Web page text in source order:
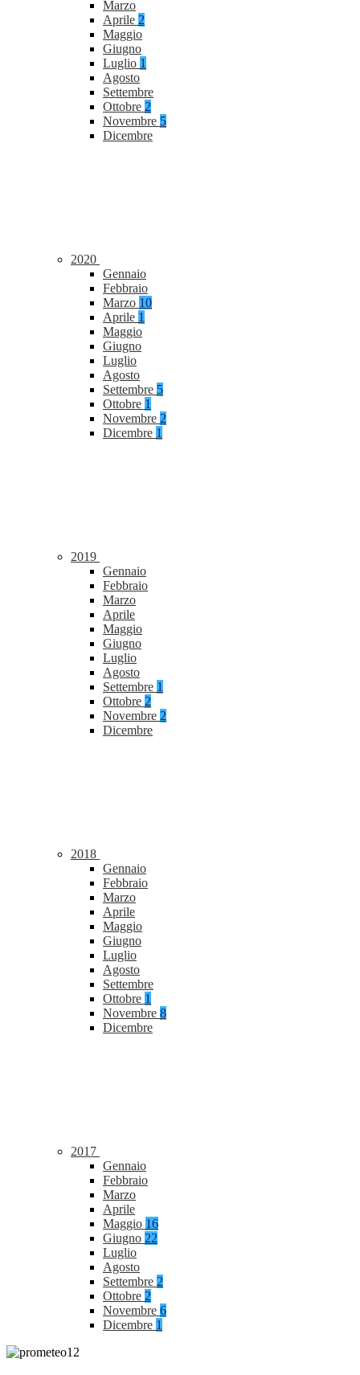
Marzo
Aprile 2
Maggio
Giugno
Luglio 1
Agosto
Settembre
Ottobre 2
Novembre 5
Dicembre
2020
Gennaio
Febbraio
Marzo 10
Aprile 1
Maggio
Giugno
Luglio
Agosto
Settembre 5
Ottobre 1
Novembre 2
Dicembre 1
2019
Gennaio
Febbraio
Marzo
Aprile
Maggio
Giugno
Luglio
Agosto
Settembre 1
Ottobre 2
Novembre 2
Dicembre
2018
Gennaio
Febbraio
Marzo
Aprile
Maggio
Giugno
Luglio
Agosto
Settembre
Ottobre 1
Novembre 8
Dicembre
2017
Gennaio
Febbraio
Marzo
Aprile
Maggio 16
Giugno 22
Luglio
Agosto
Settembre 2
Ottobre 2
Novembre 6
Dicembre 1